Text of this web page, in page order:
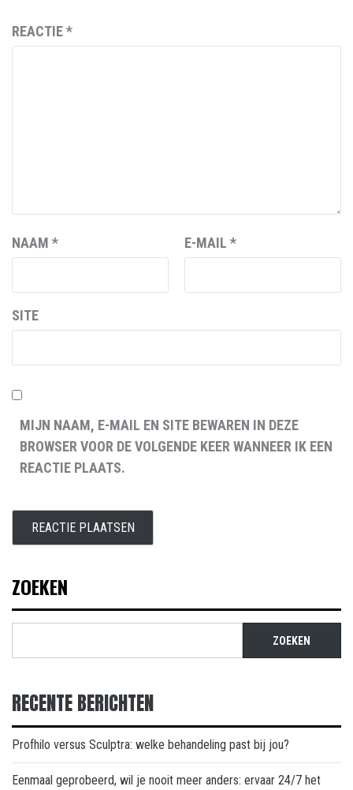
REACTIE*
NAAM * E-MAIL *
SITE
MIJN NAAM, E-MAIL EN SITE BEWAREN IN DEZE
BROWSER VOOR DE VOLGENDE KEER WANNEER IK EEN
REACTIE PLAATS.
ZOEKEN
ZOEKEN
RECENTE BERICHTEN
Profhilo versus Sculptra: welke behandeling past bij jou?
Eenmaal geprobeerd, wil je nooit meer anders: ervaar 24/7 het